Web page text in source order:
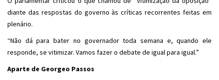
diante das respostas do governo às críticas recorrentes feitas em
plenário.
“Não dá para bater no governador toda semana e, quando ele
responde, se vitimizar. Vamos fazer o debate de igual para igual.”
Aparte de Georgeo Passos